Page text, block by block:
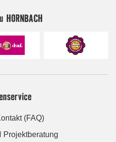
HORNBACH
(FAQ)
Projektberatung